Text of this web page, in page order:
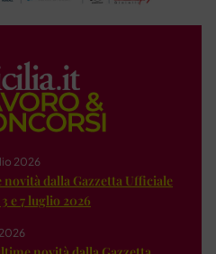
2026
dalla Gazzetta Ufficiale
e 7 luglio 2026